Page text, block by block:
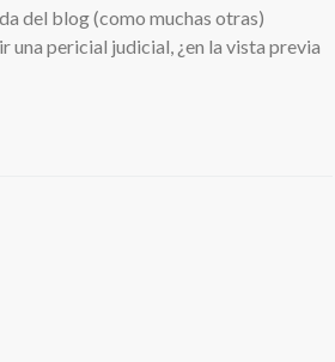
del blog (como muchas otras)
una pericial judicial, ¿en la vista previa